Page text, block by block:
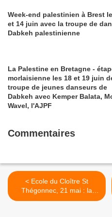
Week-end palestinien à Brest
et 14 juin avec la troupe de
Dabkeh palestinienne
La Palestine en Bretagne -
morlaisienne les 18 et 19 juin
troupe de jeunes danseurs de
Dabkeh avec Kemper Balata,
Wavel, l'AJPF
Commentaires
< Ecole du Cloître St
Thégonnec, 21 mai : la
mobilisation s'organise pour